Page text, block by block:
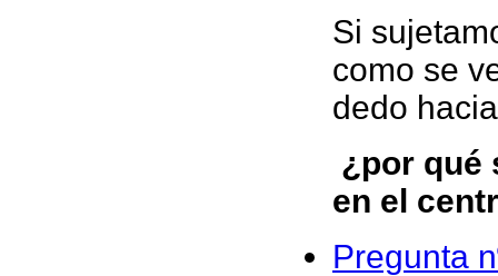
Si
como se
dedo
¿por qué
en el
Pregunta